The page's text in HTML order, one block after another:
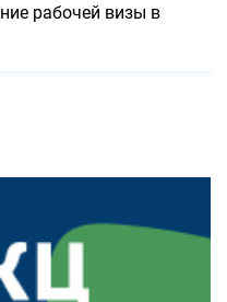
рабочей визы в